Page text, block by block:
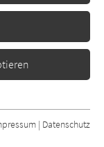
der
die Webseite
| Datenschutz